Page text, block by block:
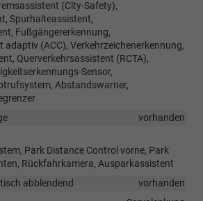
(City-Safety),
Spurhalteassistent,
Fußgängererkennung,
(ACC), Verkehrzeichenerkennung,
Querverkehrsassistent (RCTA),
Sensor,
Abstandswarner,
vorhanden
Park Distance Control vorne, Park
Rückfahrkamera, Ausparkassistent
abblendend
vorhanden